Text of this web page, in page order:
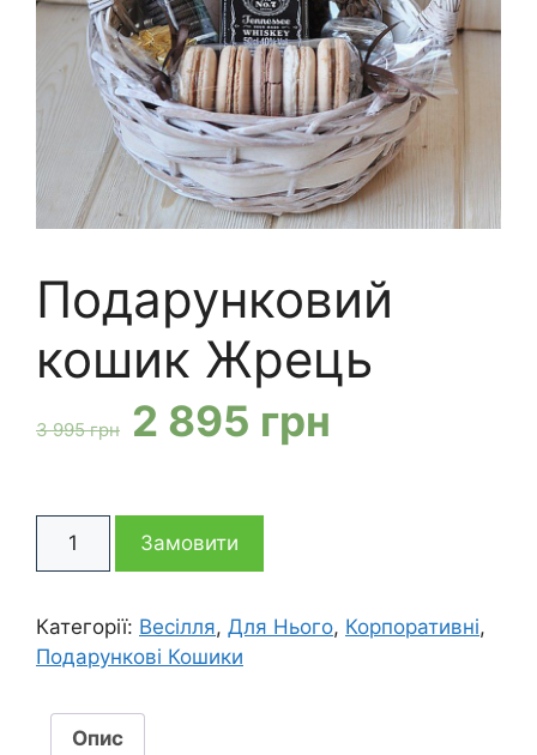
Подарунковий
кошик Жрець
3 995грн
Оригінальна
3
995 грн
2 895 грн
895 грн
кошик
кількість
Замовити
Категорії: Весілля, Для Нього, Корпоративні,
Подарункові Кошики
Опис